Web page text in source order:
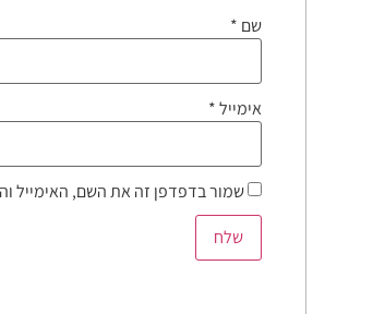
שם *
אימייל*
שמור בדפדפן זה את השם, האימייל